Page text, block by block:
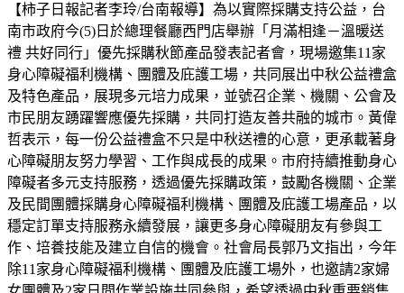
【柿子日報記者李玲/台南報導】為以實際採購支持公益，台
南市政府今(5)日於總理餐廳西門店舉辦「月滿相逢－溫暖送
禮 共好同行」優先採購秋節產品發表記者會，現場邀集11家
身心障礙福利機構、團體及庇護工場，共同展出中秋公益禮盒
及特色產品，展現多元培力成果，並號召企業、機關、公會及
市民朋友踴躍響應優先採購，共同打造友善共融的城市。黃偉
哲表示，每一份公益禮盒不只是中秋送禮的心意，更承載著身
心障礙朋友努力學習、工作與成長的成果。市府持續推動身心
障礙者多元支持服務，透過優先採購政策，鼓勵各機關、企業
及民間團體採購身心障礙福利機構、團體及庇護工場產品，以
穩定訂單支持服務永續發展，讓更多身心障礙朋友有參與工
作、培養技能及建立自信的機會。社會局長郭乃文指出，今年
除11家身心障礙福利機構、團體及庇護工場外，也邀請2家婦